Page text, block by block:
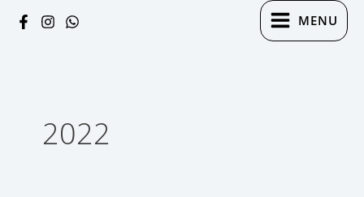
para
MENU
2022